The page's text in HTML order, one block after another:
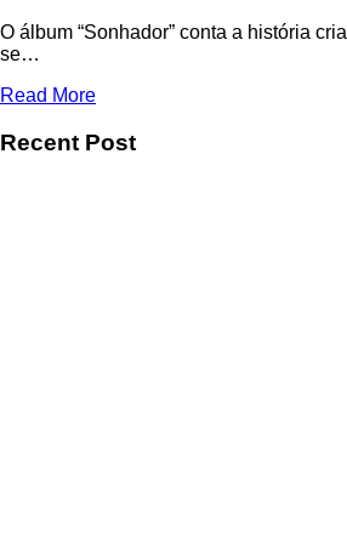
O álbum “Sonhador” conta a história
se…
Read More
Recent Post